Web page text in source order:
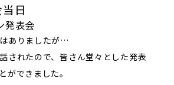
日
発表会
ありましたが…
されたので、皆さん堂々とした発表
ができました。